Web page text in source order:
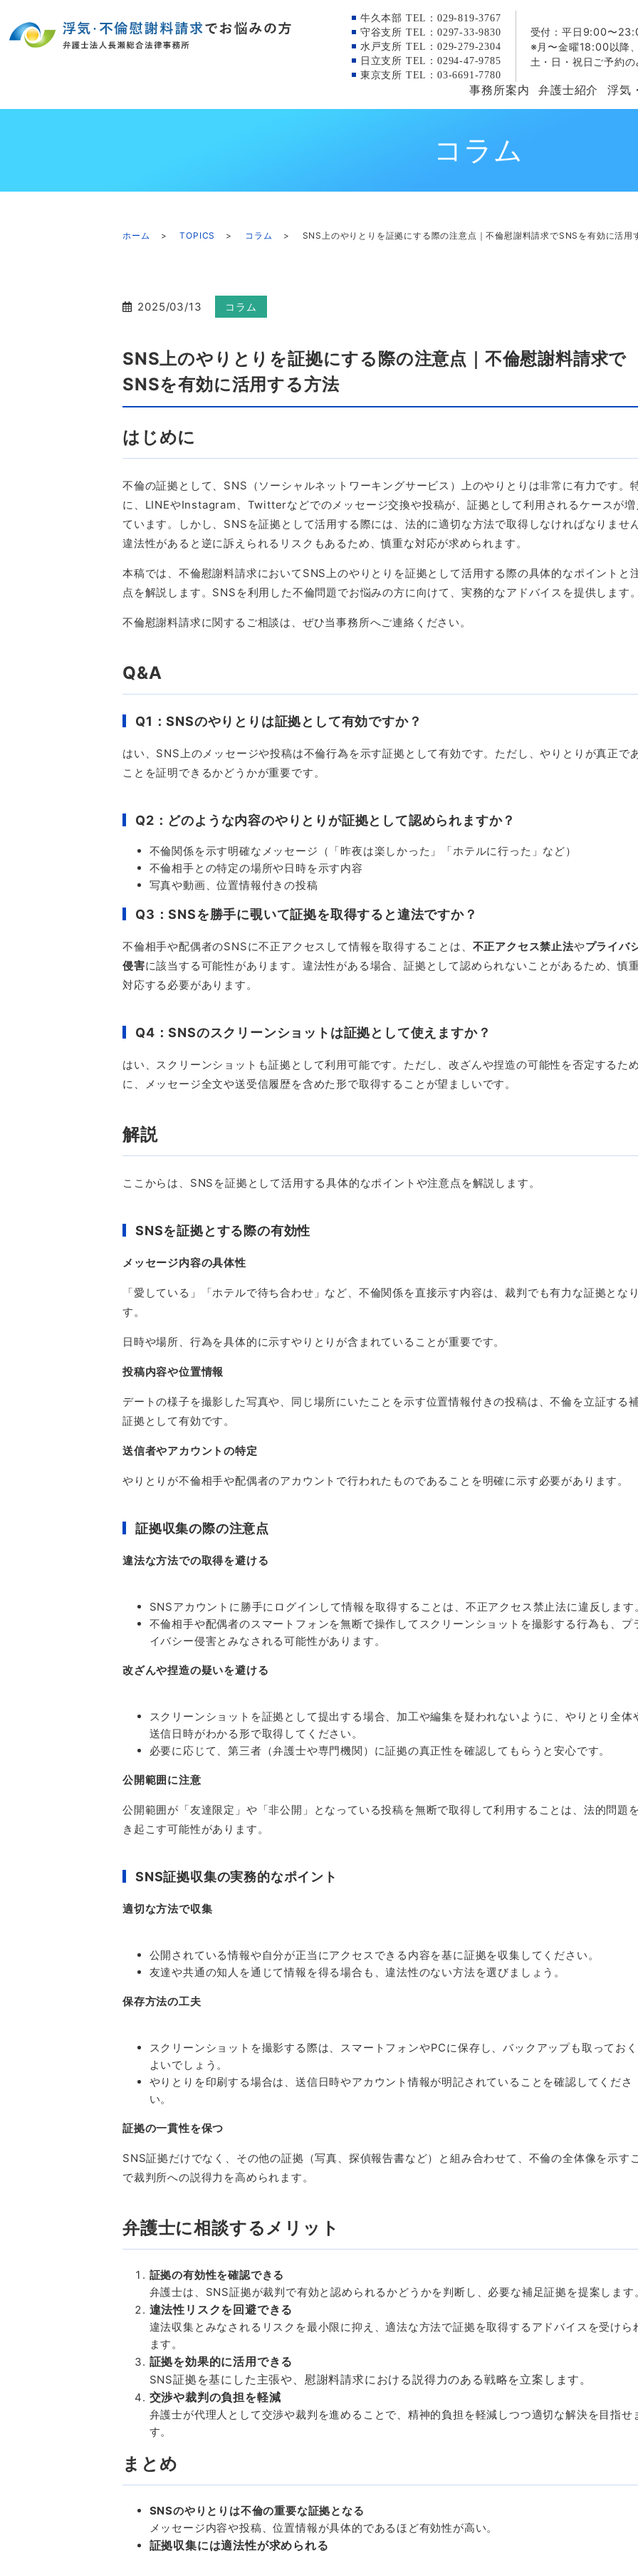
事務所案内 弁護士紹介 浮気
牛久本部 TEL：029-819-3767
守谷支所 TEL：0297-33-9830
水戸支所 TEL：029-279-2304
日立支所 TEL：0294-47-9785
東京支所 TEL：03-6691-7780
受付：平日9:00〜
※月〜金曜18:00以降
土・日・祝日ご予約
コラム
ホーム TOPICS コラム SNS上のやりとりを証拠にする際の注意点｜不倫慰謝料請求でSNSを有効に活用
2025/03/13 コラム
SNS上のやりとりを証拠にする際の注意点｜不倫慰謝料請求で
SNSを有効に活用する方法
はじめに
不倫の証拠として、 SNS （ソーシャルネットワーキングサービス）上のやりとりは非常に有力です。
に、 LINEやInstagram 、 Twitterなどでのメッセージ交換や投稿が、証拠として利用されるケースが
ています。しかし、 SNS を証拠として活用する際には、法的に適切な方法で取得しなければなりませ
違法性があると逆に訴えられるリスクもあるため、慎重な対応が求められます。
本稿では、不倫慰謝料請求において SNS上のやりとりを証拠として活用する際の具体的なポイントと
点を解説します。 SNS を利用した不倫問題でお悩みの方に向けて、実務的なアドバイスを提供します
不倫慰謝料請求に関するご相談は、ぜひ当事務所へご連絡ください。
Q&A
Q1 ：SNSのやりとりは証拠として有効ですか？
はい、 SNS上のメッセージや投稿は不倫行為を示す証拠として有効です。ただし、やりとりが真正で
ことを証明できるかどうかが重要です。
Q2 ：どのような内容のやりとりが証拠として認められますか？
不倫関係を示す明確なメッセージ（「昨夜は楽しかった」「ホテルに行った」など）
不倫相手との特定の場所や日時を示す内容
写真や動画、位置情報付きの投稿
Q3 ：SNSを勝手に覗いて証拠を取得すると違法ですか？
不倫相手や配偶者のSNSに不正アクセスして情報を取得することは、 不正アクセス禁止法やプライバ
侵害に該当する可能性があります。違法性がある場合、証拠として認められないことがあるため、慎
対応する必要があります。
Q4 ：SNSのスクリーンショットは証拠として使えますか？
はい、スクリーンショットも証拠として利用可能です。ただし、改ざんや捏造の可能性を否定するた
に、メッセージ全文や送受信履歴を含めた形で取得することが望ましいです。
解説
ここからは、 SNS を証拠として活用する具体的なポイントや注意点を解説します。
SNSを証拠とする際の有効性
メッセージ内容の具体性
「愛している」「ホテルで待ち合わせ」など、不倫関係を直接示す内容は、裁判でも有力な証拠とな
す。
日時や場所、行為を具体的に示すやりとりが含まれていることが重要です。
投稿内容や位置情報
デートの様子を撮影した写真や、同じ場所にいたことを示す位置情報付きの投稿は、不倫を立証する
証拠として有効です。
送信者やアカウントの特定
やりとりが不倫相手や配偶者のアカウントで行われたものであることを明確に示す必要があります。
証拠収集の際の注意点
違法な方法での取得を避ける
SNSアカウントに勝手にログインして情報を取得することは、不正アクセス禁止法に違反します
不倫相手や配偶者のスマートフォンを無断で操作してスクリーンショットを撮影する行為も、プ
イバシー侵害とみなされる可能性があります。
改ざんや捏造の疑いを避ける
スクリーンショットを証拠として提出する場合、加工や編集を疑われないように、やりとり全体
送信日時がわかる形で取得してください。
必要に応じて、第三者（弁護士や専門機関）に証拠の真正性を確認してもらうと安心です。
公開範囲に注意
公開範囲が「友達限定」や「非公開」となっている投稿を無断で取得して利用することは、法的問題
き起こす可能性があります。
SNS証拠収集の実務的なポイント
適切な方法で収集
公開されている情報や自分が正当にアクセスできる内容を基に証拠を収集してください。
友達や共通の知人を通じて情報を得る場合も、違法性のない方法を選びましょう。
保存方法の工夫
スクリーンショットを撮影する際は、スマートフォンやPCに保存し、バックアップも取ってお
よいでしょう。
やりとりを印刷する場合は、送信日時やアカウント情報が明記されていることを確認してくださ
い。
証拠の一貫性を保つ
SNS証拠だけでなく、その他の証拠（写真、探偵報告書など）と組み合わせて、不倫の全体像を示す
で裁判所への説得力を高められます。
弁護士に相談するメリット
証拠の有効性を確認できる
弁護士は、 SNS証拠が裁判で有効と認められるかどうかを判断し、必要な補足証拠を提案します
違法性リスクを回避できる
違法収集とみなされるリスクを最小限に抑え、適法な方法で証拠を取得するアドバイスを受けら
ます。
証拠を効果的に活用できる
SNS証拠を基にした主張や、慰謝料請求における説得力のある戦略を立案します。
交渉や裁判の負担を軽減
弁護士が代理人として交渉や裁判を進めることで、精神的負担を軽減しつつ適切な解決を目指せ
す。
まとめ
SNSのやりとりは不倫の重要な証拠となる
メッセージ内容や投稿、位置情報が具体的であるほど有効性が高い。
証拠収集には適法性が求められる